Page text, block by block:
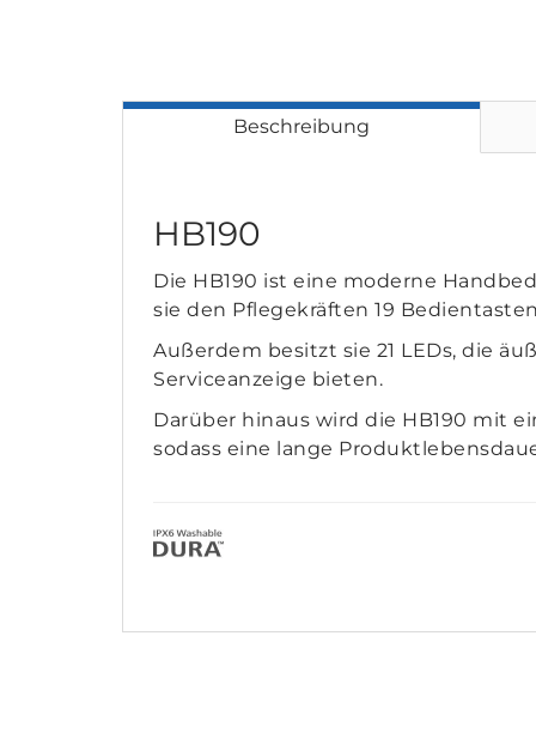
Beschreibung
HB190
Die HB190 ist eine moderne
sie den Pflegekräften 19
Außerdem besitzt sie 21 LEDs, die
Serviceanzeige bieten.
Darüber hinaus wird die HB190 mit
sodass eine lange